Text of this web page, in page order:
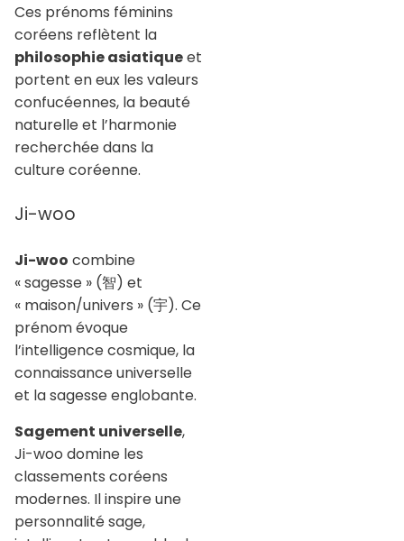
Ces prénoms féminins
coréens reflètent la
philosophie asiatiqueet
portent en eux les valeurs
confucéennes, la beauté
naturelle et l’harmonie
recherchée dans la
culture coréenne.
Ji-woo
Ji-woo combine
« sagesse » (智) et
« maison/univers » (宇). Ce
prénom évoque
l’intelligence cosmique, la
connaissance universelle
et la sagesse englobante.
Sagement universelle,
Ji-woo domine les
classements coréens
modernes. Il inspire une
personnalité sage,